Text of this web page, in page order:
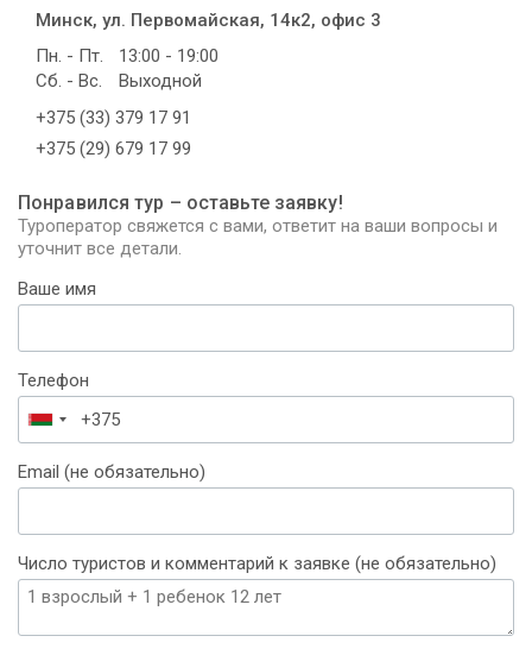
Минск, ул. Первомайская, 14к2, офис 3
Пн. - Пт.
13:00 - 19:00
Сб. - Вс.
Выходной
+375 (33) 379 17 91
+375 (29) 679 17 99
Понравился тур – оставьте заявку!
Туроператор свяжется с вами, ответит на ваши вопросы и
уточнит все детали.
Ваше имя
Телефон
Беларусь
+375
Email (не обязательно)
Число туристов и комментарий к заявке (не обязательно)